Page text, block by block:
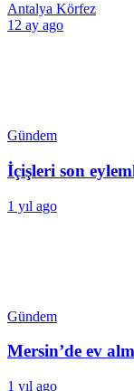
Antalya Körfez
12 ay ago
Gündem
İçişleri son
1 yıl ago
Gündem
Mersin’de ev
1 yıl ago